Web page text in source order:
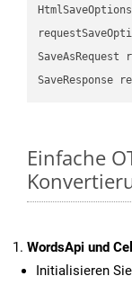
SaveAsRequest
Einfache
WordsApi und
Initialisieren Sie